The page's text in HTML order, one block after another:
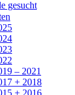
gesucht
– 2021
+ 2018
+ 2016